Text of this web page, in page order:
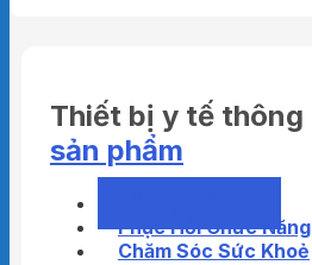
Thiết bị y tế thông
sản phẩm
Phục Hồi Chức Năng
Chăm Sóc Sức Khoẻ